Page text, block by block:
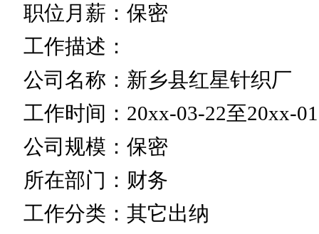
职位月薪：保密
工作描述：
公司名称：新乡县红星针织厂
工作时间：20xx-03-22至20xx-
公司规模：保密
所在部门：财务
工作分类：其它出纳